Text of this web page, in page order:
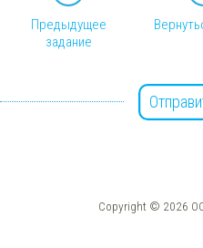
Предыдущее
задание
Copyright © 2026